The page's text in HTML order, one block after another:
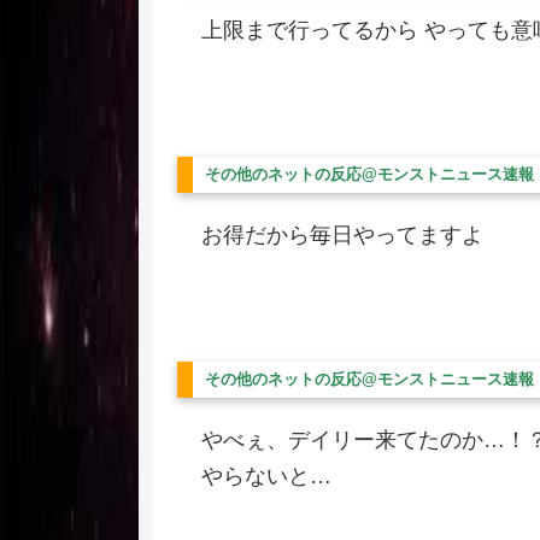
上限まで行ってるから やっても意
その他のネットの反応@モンストニュース速報
お得だから毎日やってますよ
その他のネットの反応@モンストニュース速報
やべぇ、デイリー来てたのか…！
やらないと…